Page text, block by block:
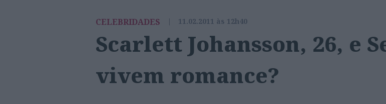
CELEBRIDADES | 11.02.2011 às 12h40
Scarlett Johansson, 26, e
vivem romance?